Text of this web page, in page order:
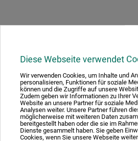
Diese Webseite verwendet
Wir verwenden Cookies, um Inhalte und
personalisieren, Funktionen für soziale
können und die Zugriffe auf unsere
Zudem geben wir Informationen zu Ihrer
Website an unsere Partner für soziale
Analysen weiter. Unsere Partner führen
möglicherweise mit weiteren Daten
bereitgestellt haben oder die sie im
Dienste gesammelt haben. Sie geben
Cookies, wenn Sie unsere Webseite
Schreiben Sie die erste Bewertung
JETZT PRODUKT